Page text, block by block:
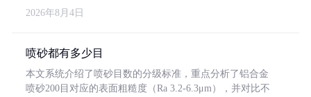
2026年8月4日
喷砂都有多少目
本文系统介绍了喷砂目数的分级标准，重点分析了铝合金
喷砂200目对应的表面粗糙度（Ra 3.2-6.3μm），并对比不